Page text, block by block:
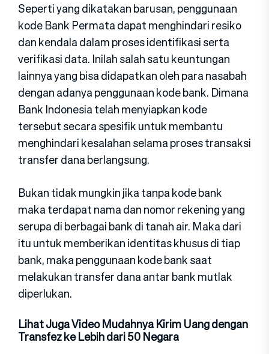
Seperti yang dikatakan barusan, penggunaan
kode Bank Permata dapat menghindari resiko
dan kendala dalam proses identifikasi serta
verifikasi data. Inilah salah satu keuntungan
lainnya yang bisa didapatkan oleh para nasabah
dengan adanya penggunaan kode bank. Dimana
Bank Indonesia telah menyiapkan kode
tersebut secara spesifik untuk membantu
menghindari kesalahan selama proses transaksi
transfer dana berlangsung.
Bukan tidak mungkin jika tanpa kode bank
maka terdapat nama dan nomor rekening yang
serupa di berbagai bank di tanah air. Maka dari
itu untuk memberikan identitas khusus di tiap
bank, maka penggunaan kode bank saat
melakukan transfer dana antar bank mutlak
diperlukan.
Lihat Juga Video Mudahnya Kirim Uang dengan
Transfez ke Lebih dari 50 Negara